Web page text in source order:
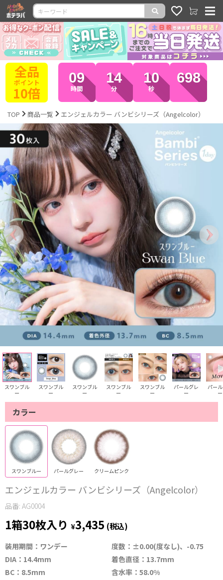
終了
まで
残り
09
時間
14
分
09
秒
907
TOP 商品一覧 エンジェルカラー バンビシリーズ（Angelcolor）
スワンブル
ー
スワンブル
ー
スワンブル
ー
スワンブル
ー
スワンブル
ー
パールグレ
ー
パー
ー
カラー
スワンブルー パールグレー クリームピンク
エンジェルカラー バンビシリーズ（Angelcolor）
品番: AG0004
1箱30枚入り ¥3,435 (税込)
装用期間：ワンデー
度数：±0.00(度なし)、-0.75
DIA：14.4mm
着色直径：13.7mm
BC：8.5mm
含水率：58.0%